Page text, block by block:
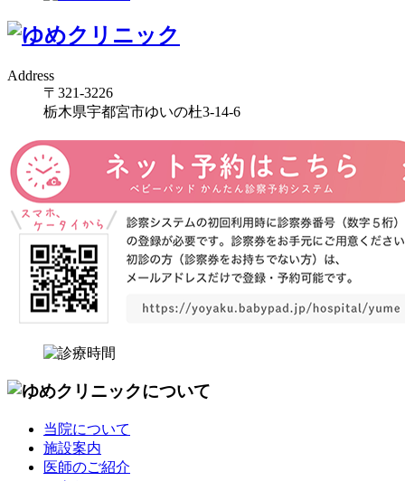
Address
〒321-3226
栃木県宇都宮市ゆいの杜3-14-6
当院について
施設案内
医師のご紹介